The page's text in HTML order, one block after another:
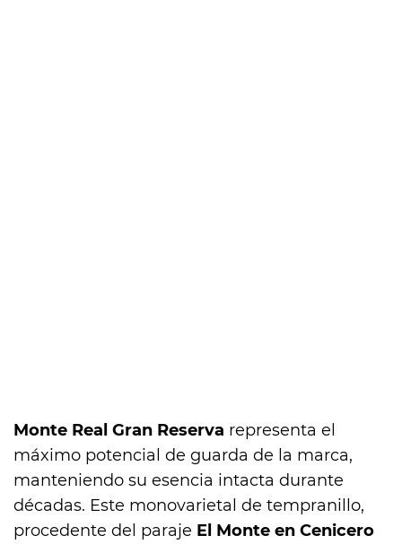
Monte Real Gran Reserva representa el
máximo potencial de guarda de la marca,
manteniendo su esencia intacta durante
décadas. Este monovarietal de tempranillo,
procedente del paraje El Monte en Cenicero